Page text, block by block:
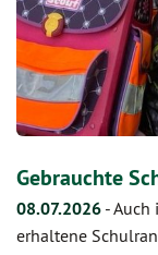
Gebrauchte
08.07.2026 -Auch
erhaltene